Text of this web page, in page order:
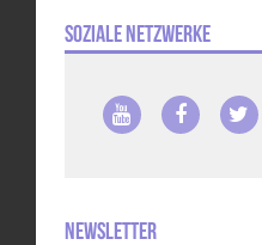
Soziale Netzwerke
Newsletter